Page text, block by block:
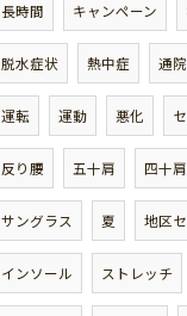
長時間 キャンペーン
脱水症状 熱中症 通院
運転 運動 悪化
反り腰 五十肩 四十肩
サングラス 夏 地区
インソール ストレッチ